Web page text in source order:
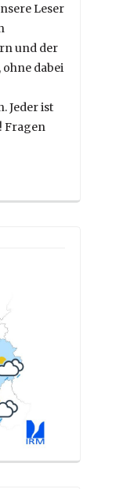
Leser
und der
dabei
Jeder ist
Fragen